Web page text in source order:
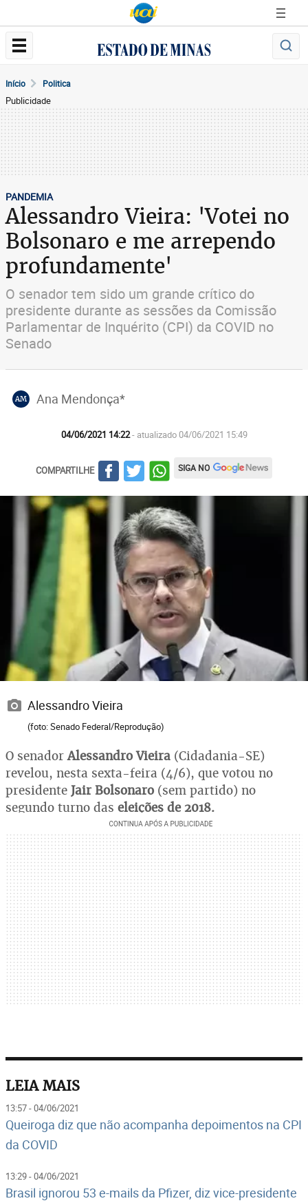
Início Politica
Publicidade
PANDEMIA
Alessandro Vieira: 'Votei no
Bolsonaro e me arrependo
profundamente'
O senador tem sido um grande crítico do
presidente durante as sessões da Comissão
Parlamentar de Inquérito (CPI) da COVID no
Senado
AM Ana Mendonça*
04/06/2021 14:22- atualizado 04/06/2021 15:49
COMPARTILHE SIGA NO
Alessandro Vieira
(foto: Senado Federal/Reprodução)
O senadorAlessandro Vieira (Cidadania-SE)
revelou, nesta sexta-feira (4/6), que votou no
presidente Jair Bolsonaro (sem partido) no
segundo turno das eleições de 2018.
LEIA MAIS
13:57 - 04/06/2021
Queiroga diz que não acompanha depoimentos na CPI
da COVID
13:29 - 04/06/2021
Brasil ignorou 53 e-mails da Pfizer, diz vice-presidente